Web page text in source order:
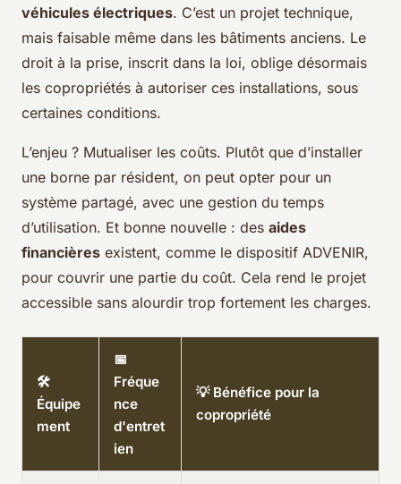
véhicules électriques. C’est un projet technique,
mais faisable même dans les bâtiments anciens. Le
droit à la prise, inscrit dans la loi, oblige désormais
les copropriétés à autoriser ces installations, sous
certaines conditions.
L’enjeu ? Mutualiser les coûts. Plutôt que d’installer
une borne par résident, on peut opter pour un
système partagé, avec une gestion du temps
d’utilisation. Et bonne nouvelle : des aides
financières existent, comme le dispositif ADVENIR,
pour couvrir une partie du coût. Cela rend le projet
accessible sans alourdir trop fortement les charges.
🛠️
Équipe
ment
📅
Fréque
nce
d'entret
ien
💡 Bénéfice pour la
copropriété